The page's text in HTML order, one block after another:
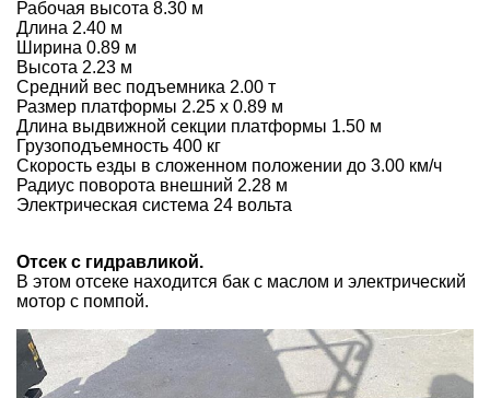
Рабочая высота 8.30 м
Длина 2.40 м
Ширина 0.89 м
Высота 2.23 м
Средний вес подъемника 2.00 т
Размер платформы 2.25 х 0.89 м
Длина выдвижной секции платформы 1.50 м
Грузоподъемность 400 кг
Скорость езды в сложенном положении до 3.00 км/ч
Радиус поворота внешний 2.28 м
Электрическая система 24 вольта
Отсек с гидравликой.
В этом отсеке находится бак с маслом и электрический
мотор с помпой.